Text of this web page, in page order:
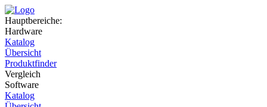
Hauptbereiche:
Hardware
Katalog
Übersicht
Produktfinder
Vergleich
Software
Katalog